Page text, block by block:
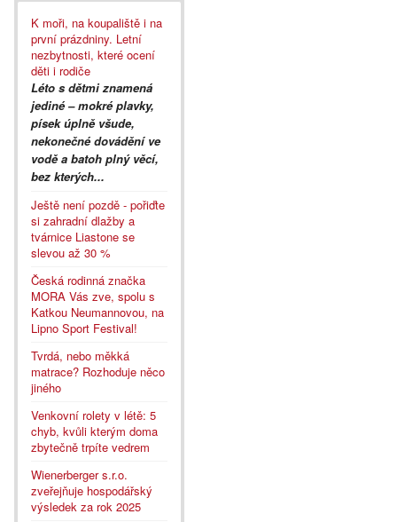
K moři, na koupaliště i na
první prázdniny. Letní
nezbytnosti, které ocení
děti i rodiče
Léto s dětmi znamená
jediné – mokré plavky,
písek úplně všude,
nekonečné dovádění ve
vodě a batoh plný věcí,
bez kterých...
Ještě není pozdě - pořiďte
si zahradní dlažby a
tvárnice Liastone se
slevou až 30 %
Česká rodinná značka
MORA Vás zve, spolu s
Katkou Neumannovou, na
Lipno Sport Festival!
Tvrdá, nebo měkká
matrace? Rozhoduje něco
jiného
Venkovní rolety v létě: 5
chyb, kvůli kterým doma
zbytečně trpíte vedrem
Wienerberger s.r.o.
zveřejňuje hospodářský
výsledek za rok 2025